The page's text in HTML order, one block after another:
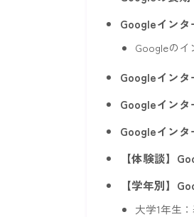
Googleイン
Googleの
Googleイン
Googleイン
Googleイン
【体験談】
【学年別】
大学1年生